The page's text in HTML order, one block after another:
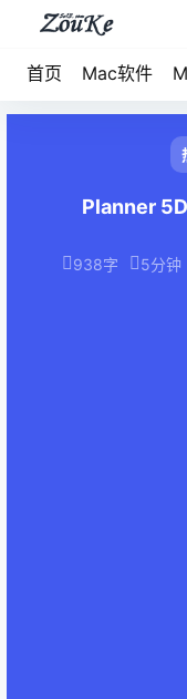
首页 Mac软件
Planner
938字 5分钟